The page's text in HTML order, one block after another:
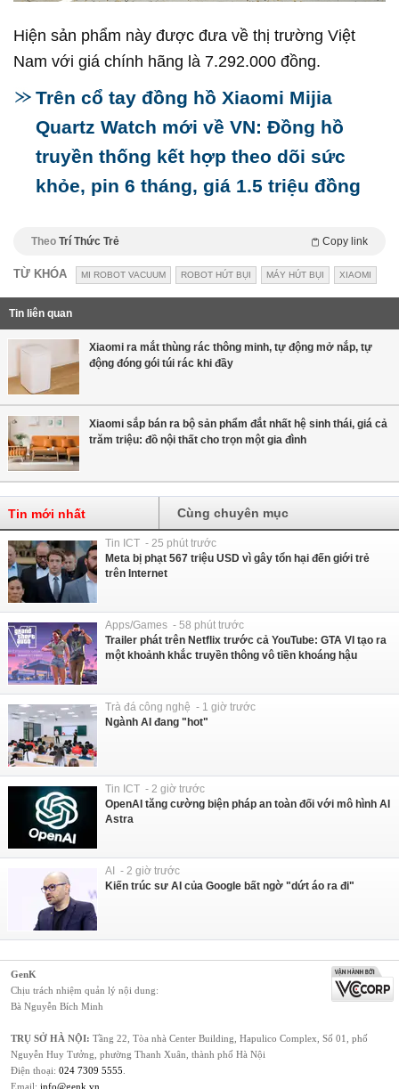
Hiện sản phẩm này được đưa về thị trường Việt
Nam với giá chính hãng là 7.292.000 đồng.
Trên cổ tay đồng hồ Xiaomi Mijia
Quartz Watch mới về VN: Đồng hồ
truyền thống kết hợp theo dõi sức
khỏe, pin 6 tháng, giá 1.5 triệu đồng
Theo Trí Thức Trẻ Copy link
TỪ KHÓA MI ROBOT VACUUM ROBOT HÚT BỤI MÁY HÚT BỤI XIAOMI
Tin liên quan
Xiaomi ra mắt thùng rác thông minh, tự động mở nắp, tự
động đóng gói túi rác khi đầy
Xiaomi sắp bán ra bộ sản phẩm đắt nhất hệ sinh thái, giá cả
trăm triệu: đồ nội thất cho trọn một gia đình
Tin mới nhất Cùng chuyên mục
Tin ICT - 25 phút trước
Meta bị phạt 567 triệu USD vì gây tổn hại đến giới trẻ
trên Internet
Apps/Games - 58 phút trước
Trailer phát trên Netflix trước cả YouTube: GTA VI tạo ra
một khoảnh khắc truyền thông vô tiền khoáng hậu
Trà đá công nghệ - 1 giờ trước
Ngành AI đang "hot"
Tin ICT - 2 giờ trước
OpenAI tăng cường biện pháp an toàn đối với mô hình AI
Astra
AI - 2 giờ trước
Kiến trúc sư AI của Google bất ngờ "dứt áo ra đi"
GenK
Chịu trách nhiệm quản lý nội dung:
Bà Nguyễn Bích Minh
TRỤ SỞ HÀ NỘI: Tầng 22, Tòa nhà Center Building, Hapulico Complex, Số 01, phố
Nguyễn Huy Tưởng, phường Thanh Xuân, thành phố Hà Nội
Điện thoại: 024 7309 5555
Email: info@genk.vn